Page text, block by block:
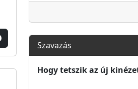
Szavazás
Hogy tetszik az új